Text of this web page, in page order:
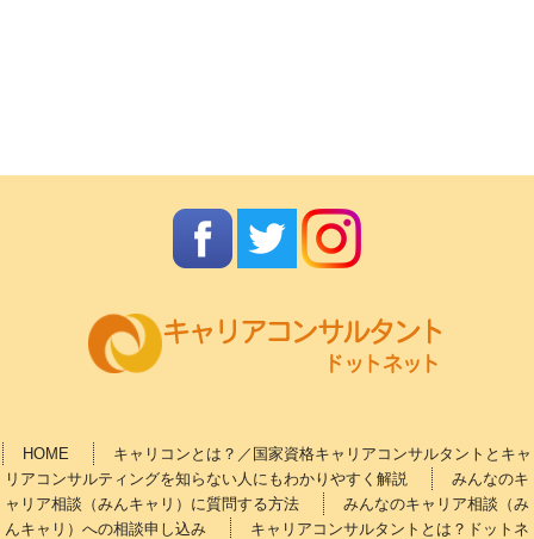
HOME
キャリコンとは？／国家資格キャリアコンサルタントとキャ
リアコンサルティングを知らない人にもわかりやすく解説
みんなのキ
ャリア相談（みんキャリ）に質問する方法
みんなのキャリア相談（み
んキャリ）への相談申し込み
キャリアコンサルタントとは？ドットネ